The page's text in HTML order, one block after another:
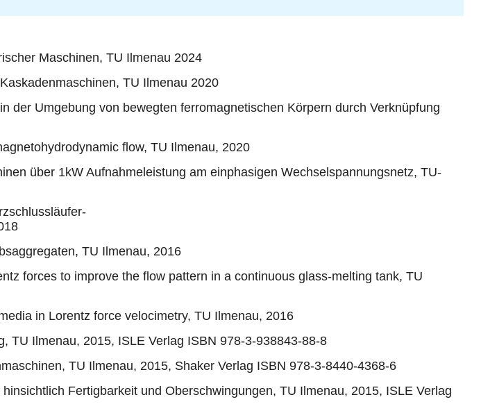
Maschinen, TU Ilmenau 2024
TU Ilmenau 2020
der Umgebung von bewegten ferromagnetischen Körpern durch Verknüpfung
flow, TU Ilmenau, 2020
über 1kW Aufnahmeleistung am einphasigen Wechselspannungsnetz, TU-
TU Ilmenau, 2016
forces to improve the flow pattern in a continuous glass-melting tank, TU
in Lorentz force velocimetry, TU Ilmenau, 2016
TU Ilmenau, 2015, ISLE Verlag ISBN 978-3-938843-88-8
TU Ilmenau, 2015, Shaker Verlag ISBN 978-3-8440-4368-6
Fertigbarkeit und Oberschwingungen, TU Ilmenau, 2015, ISLE Verlag